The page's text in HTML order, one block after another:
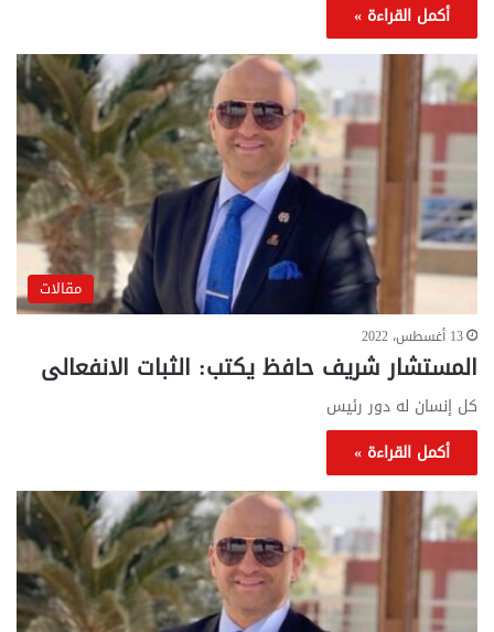
أكمل القراءة »
مقالات
13 أغسطس، 2022
المستشار شريف حافظ يكتب: الثبات الانفعالى
كل إنسان له دور رئيس
أكمل القراءة »